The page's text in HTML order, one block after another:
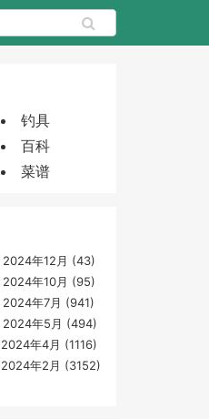
钓具
百科
菜谱
2024年12月 (43)
2024年10月 (95)
2024年7月 (941)
2024年5月 (494)
2024年4月 (1116)
2024年2月 (3152)